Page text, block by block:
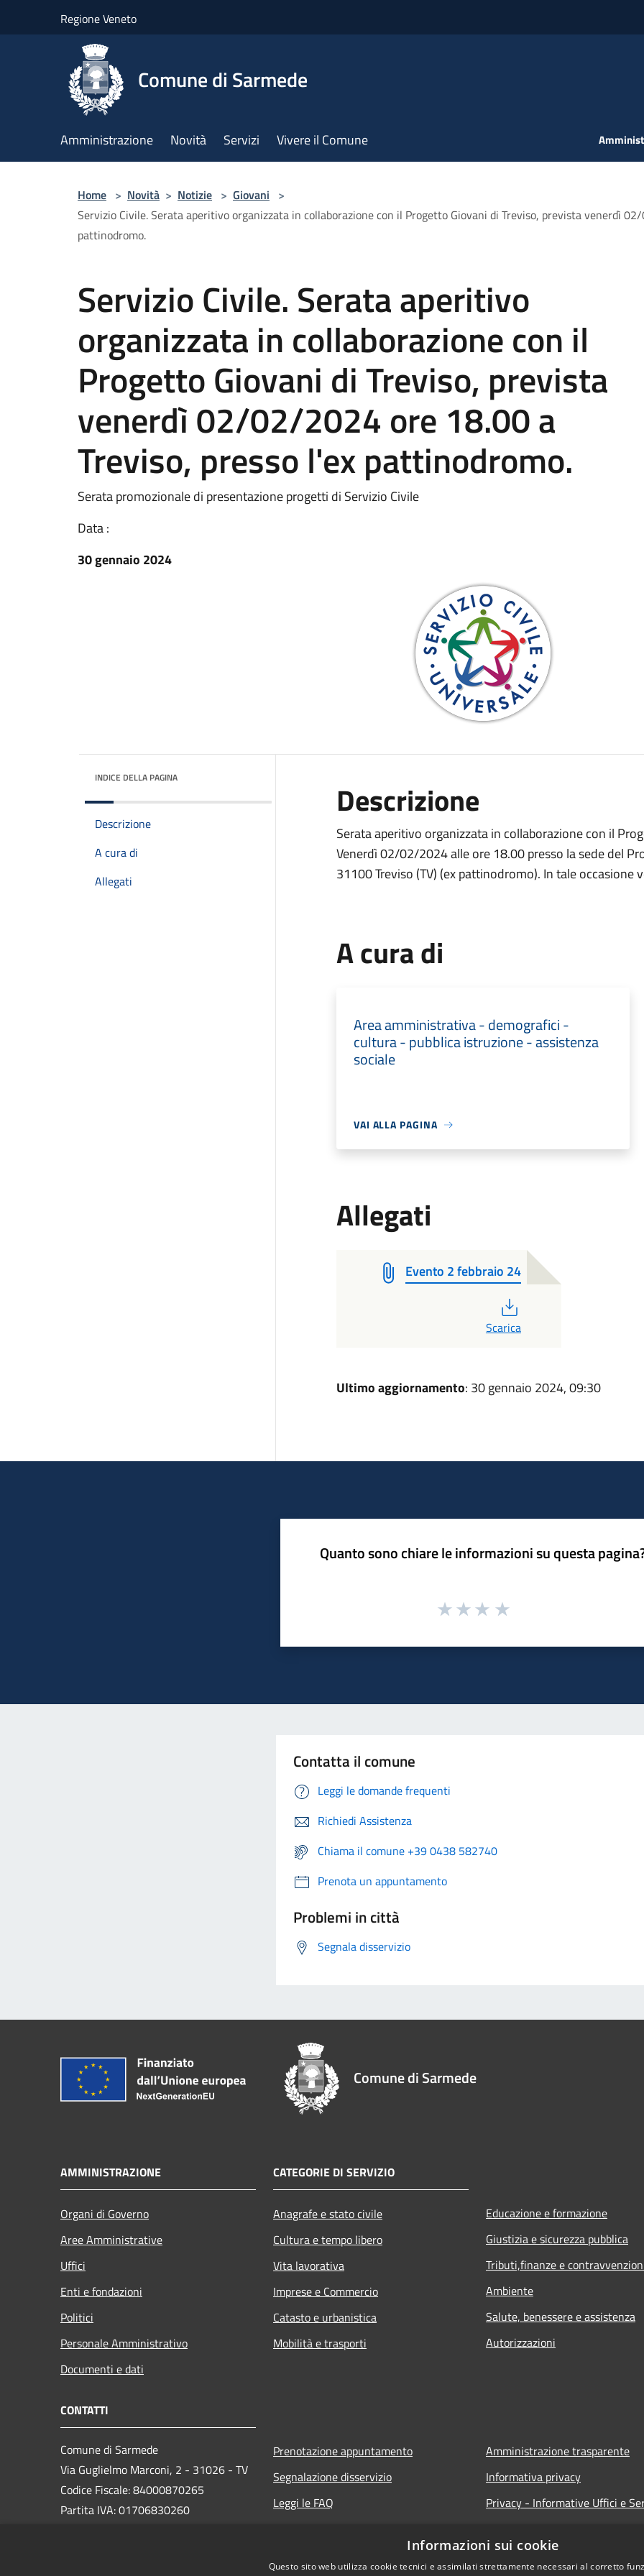
Regione Veneto
Comune di Sarmede
Amministrazione Novità Servizi Vivere il Comune
Home > Novità > Notizie > Giovani >
Servizio Civile. Serata aperitivo organizzata in collaborazione con il Progetto Giovani di Treviso, prevista venerdì
pattinodromo.
Servizio Civile. Serata aperitivo
organizzata in collaborazione con il
Progetto Giovani di Treviso, prevista
venerdì 02/02/2024 ore 18.00 a
Treviso, presso l'ex pattinodromo.
Serata promozionale di presentazione progetti di Servizio Civile
Data :
30 gennaio 2024
INDICE DELLA PAGINA
Descrizione
A cura di
Allegati
Descrizione
Serata aperitivo organizzata in collaborazione con il
Venerdì 02/02/2024 alle ore 18.00 presso la sede del
31100 Treviso (TV) (ex pattinodromo). In tale
A cura di
Area amministrativa - demografici -
cultura - pubblica istruzione - assistenza
sociale
VAI ALLA PAGINA
Allegati
Evento 2 febbraio 24
Scarica
Ultimo aggiornamento: 30 gennaio 2024, 09:30
Quanto sono chiare le informazioni su questa
Contatta il comune
Leggi le domande frequenti
Richiedi Assistenza
Chiama il comune +39 0438 582740
Prenota un appuntamento
Problemi in città
Segnala disservizio
Comune di Sarmede
AMMINISTRAZIONE
Organi di Governo
Aree Amministrative
Uffici
Enti e fondazioni
Politici
Personale Amministrativo
Documenti e dati
CATEGORIE DI SERVIZIO
Anagrafe e stato civile
Cultura e tempo libero
Vita lavorativa
Imprese e Commercio
Catasto e urbanistica
Mobilità e trasporti
Educazione e formazione
Giustizia e sicurezza pubblica
Tributi,finanze e
Ambiente
Salute, benessere e assistenza
Autorizzazioni
CONTATTI
Comune di Sarmede
Via Guglielmo Marconi, 2 - 31026 - TV
Codice Fiscale: 84000870265
Partita IVA: 01706830260
Prenotazione appuntamento
Segnalazione disservizio
Leggi le FAQ
Amministrazione trasparente
Informativa privacy
Privacy - Informative Uffici e
Dichiarazione di accessibilità
Informazioni sui cookie
Questo sito web utilizza cookie tecnici e assimilati strettamente necessari al corretto